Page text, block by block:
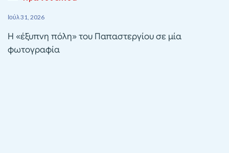
Ιούλ 31, 2026
Η «έξυπνη πόλη» του Παπαστεργίου σε μία
φωτογραφία